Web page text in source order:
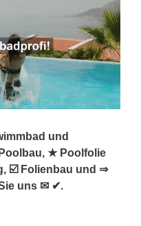
und
★ Poolfolie
☑️ Folienbau und ⇒
uns ✉ ✔.